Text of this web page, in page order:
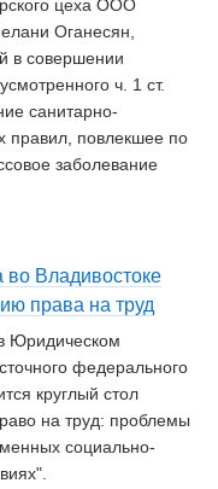
цеха ООО
Оганесян,
в совершении
ч. 1 ст.
санитарно-
правил, повлекшее по
заболевание
Владивостоке
права на труд
Юридическом
федерального
круглый стол
на труд: проблемы
социально-